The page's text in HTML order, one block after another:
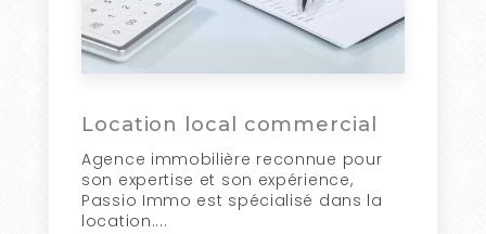
Location local commercial
Agence immobilière reconnue pour
son expertise et son expérience,
Passio Immo est spécialisé dans la
location....